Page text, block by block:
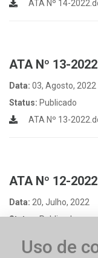
ATA Nº 14-
ATA Nº 13-2022
Data: 03, Agosto, 2022
Status: Publicado
ATA Nº 13-
ATA Nº 12-2022
Data: 20, Julho, 2022
Status:Publicado
Uso de